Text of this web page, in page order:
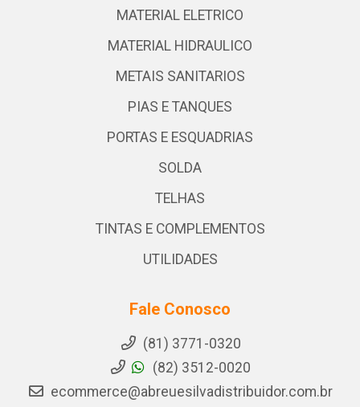
MATERIAL ELETRICO
MATERIAL HIDRAULICO
METAIS SANITARIOS
PIAS E TANQUES
PORTAS E ESQUADRIAS
SOLDA
TELHAS
TINTAS E COMPLEMENTOS
UTILIDADES
Fale Conosco
(81) 3771-0320
(82) 3512-0020
ecommerce@abreuesilvadistribuidor.com.br